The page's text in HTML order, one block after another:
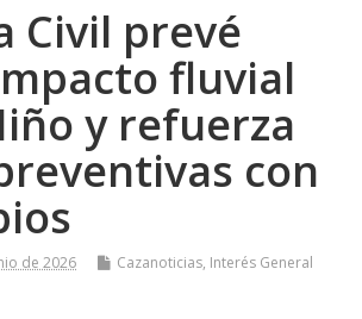
Civil prevé
fluvial
y refuerza
con
de 2026 Cazanoticias, Interés General